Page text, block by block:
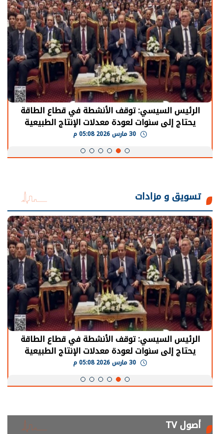
الرئيس السيسي: توقف الأنشطة في قطاع الطاقة
يحتاج إلى سنوات لعودة معدلات الإنتاج الطبيعية
تسويق و مزادات
الرئيس السيسي: توقف الأنشطة في قطاع الطاقة
يحتاج إلى سنوات لعودة معدلات الإنتاج الطبيعية
أصول TV